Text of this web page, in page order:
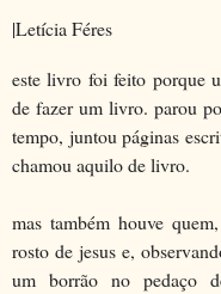
|Letícia Féres
este livro foi feito porque
de fazer um livro. parou
tempo, juntou páginas
chamou aquilo de livro.
mas também houve
rosto de jesus e,
um borrão no pedaço